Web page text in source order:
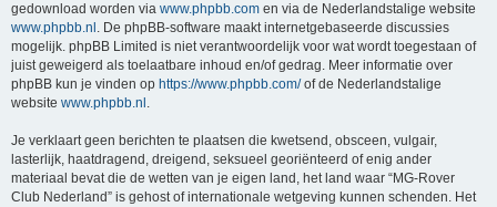
gedownload worden via www.phpbb.com en via de Nederlandstalige website
www.phpbb.nl . De phpBB-software maakt internetgebaseerde discussies
mogelijk. phpBB Limited is niet verantwoordelijk voor wat wordt toegestaan of
juist geweigerd als toelaatbare inhoud en/of gedrag. Meer informatie over
phpBB kun je vinden op https://www.phpbb.com/of de Nederlandstalige
website www.phpbb.nl .
Je verklaart geen berichten te plaatsen die kwetsend, obsceen, vulgair,
lasterlijk, haatdragend, dreigend, seksueel georiënteerd of enig ander
materiaal bevat die de wetten van je eigen land, het land waar “MG-Rover
Club Nederland” is gehost of internationale wetgeving kunnen schenden. Het